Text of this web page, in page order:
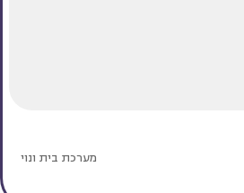
מערכת בית ונוי